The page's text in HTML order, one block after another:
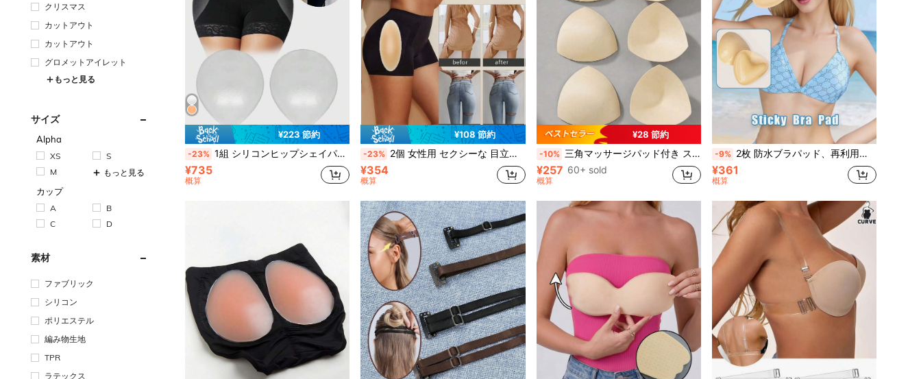
クリスマス
カットアウト
カットアウト
グロメットアイレット
もっと見る
サイズ
Alpha
XS
S
M
もっと見る
カップ
A
B
C
D
素材
ファブリック
シリコン
ポリエステル
編み物生地
TPR
ラテックス
¥223 節約
-23% 1組 シリコンヒップシェイパー 痛みのない ヒップエンハンサー ヨガパンツ、レギンス、他のタイトな服に適しています
¥735
概算
¥108 節約
-23% 2個 女性用 セクシーな 目立たないデザイン 再利用可能なシリコンヒップパッド、両サイドのお尻を引き上げてボディラインを整える、ヒップアップ効果があるパッチ、様々な体型の女性に適しています
¥354
概算
¥28 節約
-10% 三角マッサージパッド付き スポーツブラ 3ペア
¥257 60+ sold
概算
-9% 2枚 防水ブラパッド、再利用可能な透明粘着ブラパッド、シームレスブラエンハンスメント、ストラップレス、バックレス、ビキニ水着に適しています
¥361
概算